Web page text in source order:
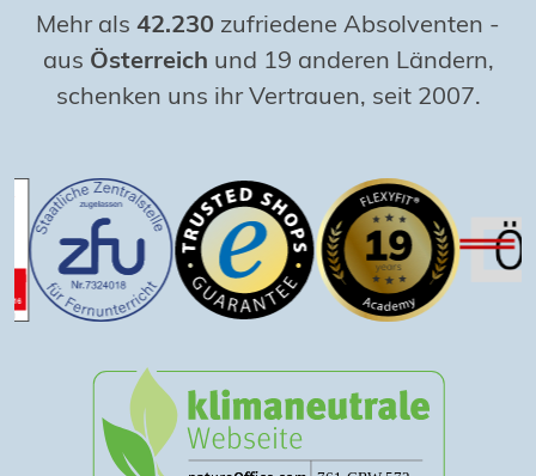
Mehr als 42.230 zufriedene Absolventen -
aus Österreich und 19 anderen Ländern,
schenken uns ihr Vertrauen, seit 2007.